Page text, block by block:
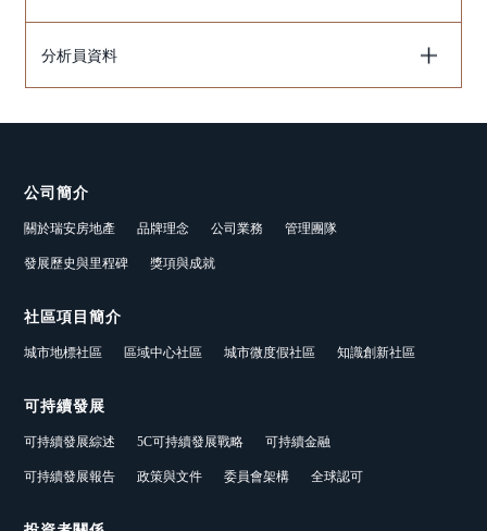
分析員資料
公司簡介
關於瑞安房地產 品牌理念 公司業務 管理團隊
發展歷史與里程碑 獎項與成就
社區項目簡介
城市地標社區 區域中心社區 城市微度假社區 知識創新社區
可持續發展
可持續發展綜述 5C可持續發展戰略 可持續金融
可持續發展報告 政策與文件 委員會架構 全球認可